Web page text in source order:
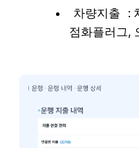
차량지출
:
점화플러그,